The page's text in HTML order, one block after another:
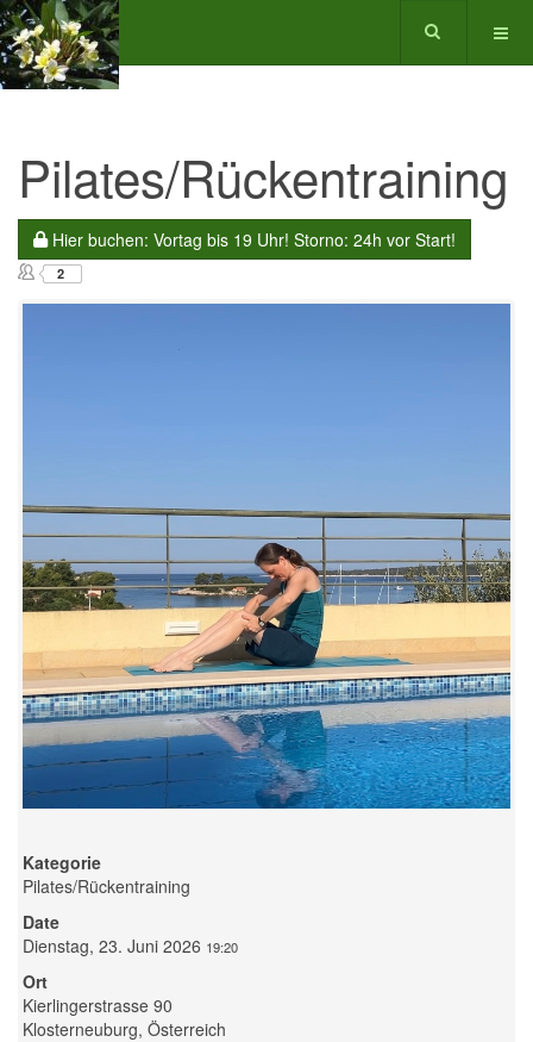
Pilates/Rückentraining
Hier buchen: Vortag bis 19 Uhr! Storno: 24h vor Start!
2
Kategorie
Pilates/Rückentraining
Date
Dienstag, 23. Juni 2026 19:20
Ort
Kierlingerstrasse 90
Klosterneuburg, Österreich